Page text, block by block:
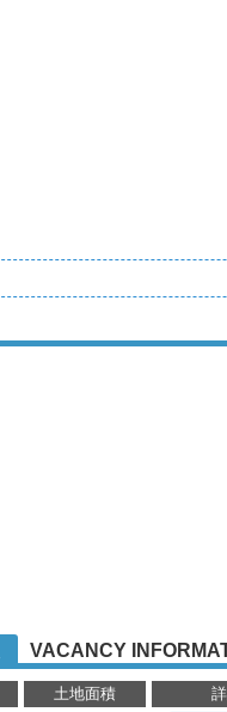
VACANCY
土地面積